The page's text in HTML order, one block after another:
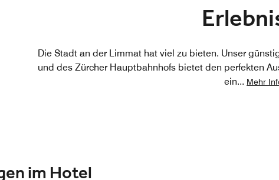
Die Stadt an der Limmat hat viel zu bieten. Unser
und des Zürcher Hauptbahnhofs bietet den perfekten
ein... Mehr
im Hotel